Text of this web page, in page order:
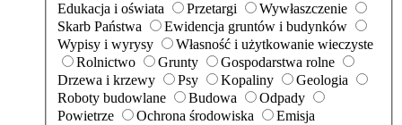
Edukacja i oświata
Przetargi
Wywłaszczenie
Skarb Państwa
Ewidencja gruntów i budynków
Wypisy i wyrysy
Własność i użytkowanie wieczyste
Rolnictwo
Grunty
Gospodarstwa rolne
Drzewa i krzewy
Psy Kopaliny
Geologia
Roboty budowlane
Budowa
Odpady
Powietrze
Ochrona środowiska
Emisja